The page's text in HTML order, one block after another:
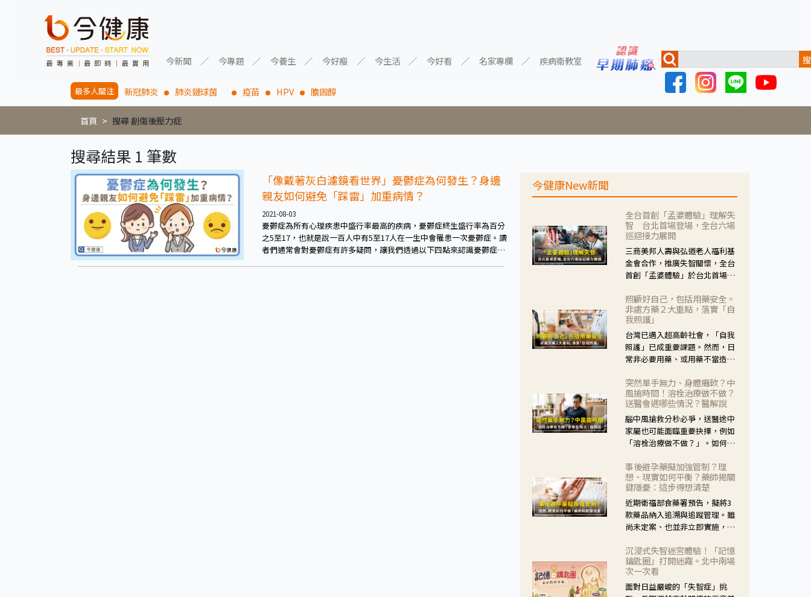
今新聞 今專題 今養生 今好瘦 今生活 今好看 名家專欄 疾病衛教室
最多人關注 新冠肺炎 肺炎鏈球菌 疫苗 HPV 膽固醇
首頁 搜尋 創傷後壓力症
搜尋結果 1 筆數
「像戴著灰白濾鏡看世界」憂鬱症為何發生？身邊
親友如何避免「踩雷」加重病情？
2021-08-03
憂鬱症為所有心理疾患中盛行率最高的疾病，憂鬱症終生盛行率為百分
之5至17，也就是說一百人中有5至17人在一生中會罹患一次憂鬱症。讀
者們通常會對憂鬱症有許多疑問，讓我們透過以下四點來認識憂鬱症，
今健康New新聞
全台首創「孟婆體驗」理解失
智 台北首場登場，全台六場
巡迴接力展開
三商美邦人壽與弘道老人福利基
金會合作，推廣失智關懷，全台
首創「孟婆體驗」於台北首場實
模式，用結合情境互動等豐富活
動，將抽象的失智轉化為可感
受、可討論的生活情境，並引導
民眾在家人開始出現改變時，以
理解取代責備、以耐心回應不
安。
照顧好自己，包括用藥安全。
非處方藥２大重點，落實「自
我照護」
台灣已邁入超高齡社會，「自我
照護」已成重要課題。然而，日
常非必要用藥、或用藥不當造成
在重要。社團法人台灣自我照護
產業協會 提出「非處方藥正確使
用」與「藥師給力」，鼓勵民眾
建立安全且正確的自我照護習
慣。
突然單手無力、身體癱軟？中
風搶時間！溶栓治療做不做？
送醫會遇哪些情況？醫解說
腦中風搶救分秒必爭，送醫途中
家屬也可能面臨重要抉擇，例如
「溶栓治療做不做？」。如何搶
會理事長陳龍醫師解說！
事後避孕藥擬加強管制？理
想、現實如何平衡？藥師揭關
鍵隱憂：這步得想清楚
近期衛福部食藥署預告，擬將3
款藥品納入追溯與追蹤管理。雖
尚未定案、也並非立即實施，不
人杰藥師表示，這三款藥物目
的、作用、風險各有不同，管制
與否所帶來的後許影響也不同，
可先了解其特性。
沉浸式失智迷宮體驗！「記憶
鑰匙圈」打開迷霧。北中南場
次一次看
面對日益嚴峻的「失智症」挑